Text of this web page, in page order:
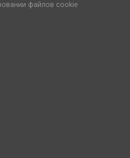
файлов cookie